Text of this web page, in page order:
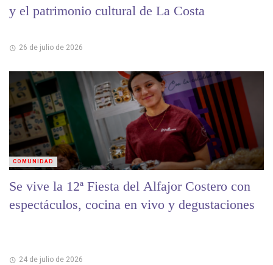
y el patrimonio cultural de La Costa
26 de julio de 2026
Se vive la 12ª Fiesta del Alfajor Costero con
espectáculos, cocina en vivo y degustaciones
24 de julio de 2026
COMUNIDAD